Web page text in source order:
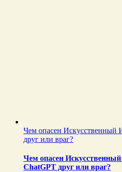
Чем опасен Искусственный
друг или враг?
Чем опасен
ChatGPT друг или враг?